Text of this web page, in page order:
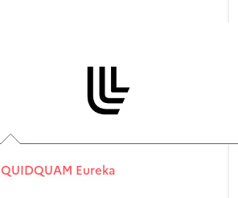
QUIDQUAM Eureka